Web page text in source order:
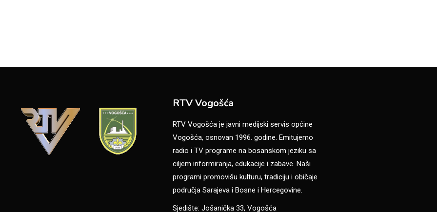
RTV Vogošća
RTV Vogošća je javni medijski servis općine
Vogošća, osnovan 1996. godine. Emitujemo
radio i TV programe na bosanskom jeziku sa
ciljem informiranja, edukacije i zabave. Naši
programi promovišu kulturu, tradiciju i običaje
područja Sarajeva i Bosne i Hercegovine.
Sjedište: Jošanička 33, Vogošća